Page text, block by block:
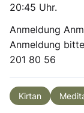
20:45 Uhr.
Anmeldung
Anmeldung
201 80 56
Kirtan